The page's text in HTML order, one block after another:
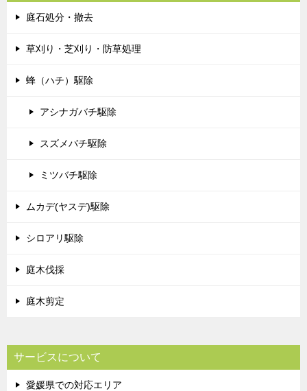
庭石処分・撤去
草刈り・芝刈り・防草処理
蜂（ハチ）駆除
アシナガバチ駆除
スズメバチ駆除
ミツバチ駆除
ムカデ(ヤスデ)駆除
シロアリ駆除
庭木伐採
庭木剪定
サービスについて
愛媛県での対応エリア